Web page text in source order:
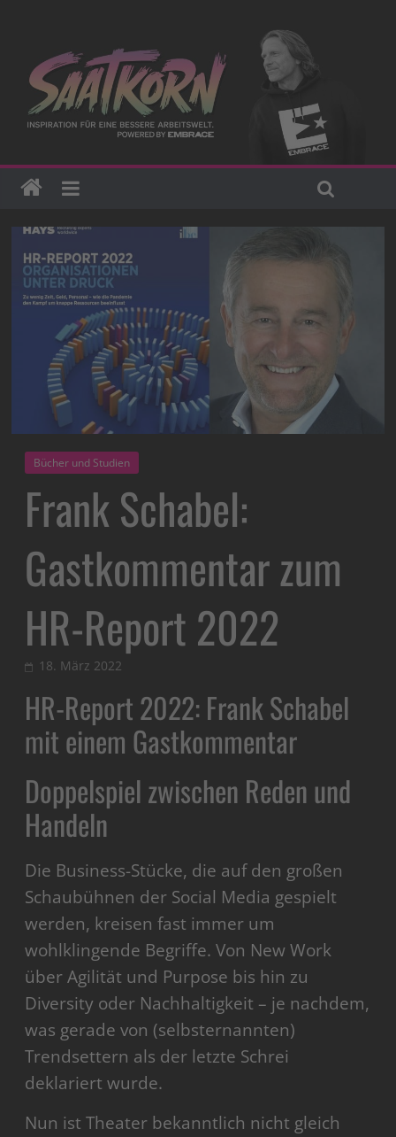
Bücher und Studien
Frank Schabel:
Gastkommentar zum
HR-Report 2022
18. März 2022
HR-Report 2022: Frank Schabel
mit einem Gastkommentar
Doppelspiel zwischen Reden und
Handeln
Die Business-Stücke, die auf den großen
Schaubühnen der Social Media gespielt
werden, kreisen fast immer um
wohlklingende Begriffe. Von New Work
über Agilität und Purpose bis hin zu
Diversity oder Nachhaltigkeit – je nachdem,
was gerade von (selbsternannten)
Trendsettern als der letzte Schrei
deklariert wurde.
Nun ist Theater bekanntlich nicht gleich